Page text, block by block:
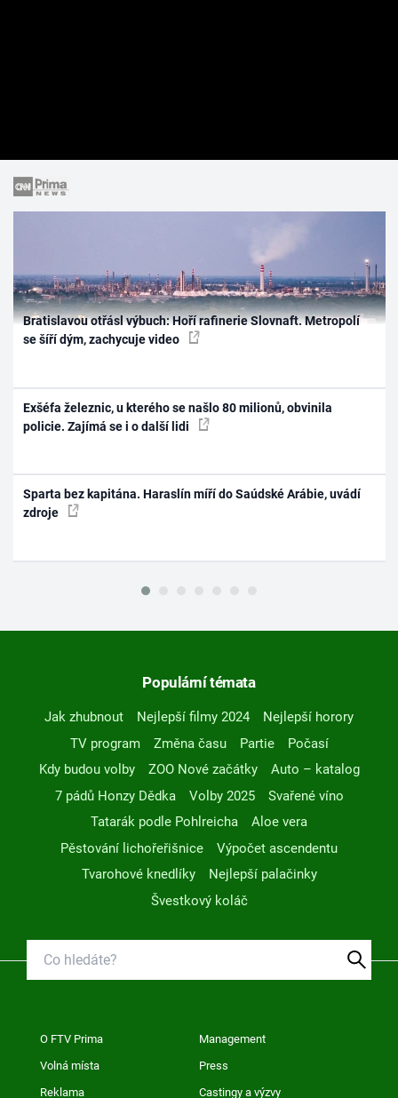
Bratislavou otřásl výbuch: Hoří rafinerie Slovnaft. Metropolí
se šíří dým, zachycuje video
Exšéfa železnic, u kterého se našlo 80 milionů, obvinila
policie. Zajímá se i o další lidi
Sparta bez kapitána. Haraslín míří do Saúdské Arábie, uvádí
zdroje
Populární témata
Jak zhubnout Nejlepší filmy 2024
Nejlepší horory
TV program
Změna času Partie
Počasí
Kdy budou volby
ZOO Nové začátky
Auto – katalog
7 pádů Honzy Dědka
Volby 2025
Svařené víno
Tatarák podle Pohlreicha
Aloe vera
Pěstování lichořeřišnice
Výpočet ascendentu
Tvarohové knedlíky
Nejlepší palačinky
Švestkový koláč
O FTV Prima Management
Volná místa Press
Reklama Castingy a výzvy